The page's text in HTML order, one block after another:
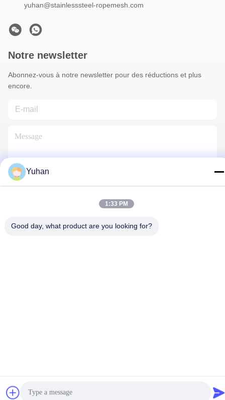
yuhan@stainlesssteel-ropemesh.com
Notre newsletter
Abonnez-vous à notre newsletter pour des réductions et plus
encore.
Yuhan
1:33 PM
Good day, what product are you looking for?